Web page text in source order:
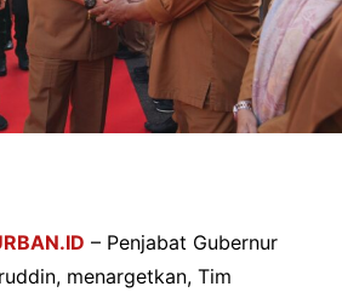
– Penjabat Gubernur
menargetkan, Tim